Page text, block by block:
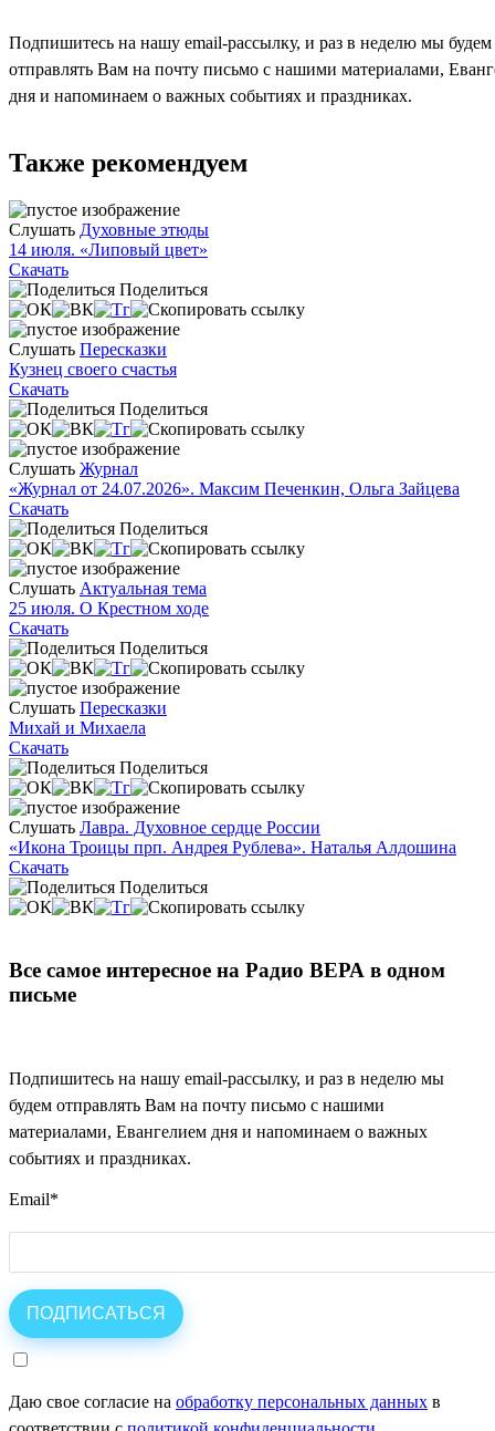
Подпишитесь на нашу email-рассылку, и раз в неделю мы будем
отправлять Вам на почту письмо с нашими материалами,
дня и напоминаем о важных событиях и праздниках.
Также рекомендуем
Слушать Духовные этюды
14 июля. «Липовый цвет»
Скачать
Поделиться
Слушать Пересказки
Кузнец своего счастья
Скачать
Поделиться
Слушать Журнал
«Журнал от 24.07.2026». Максим Печенкин, Ольга Зайцева
Скачать
Поделиться
Слушать Актуальная тема
25 июля. О Крестном ходе
Скачать
Поделиться
Слушать Пересказки
Михай и Михаела
Скачать
Поделиться
Слушать Лавра. Духовное сердце России
«Икона Троицы прп. Андрея Рублева». Наталья Алдошина
Скачать
Поделиться
Все самое интересное на Радио ВЕРА в одном
письме
Подпишитесь на нашу email-рассылку, и раз в неделю мы
будем отправлять Вам на почту письмо с нашими
материалами, Евангелием дня и напоминаем о важных
событиях и праздниках.
Email*
Даю свое согласие на обработку персональных данных в